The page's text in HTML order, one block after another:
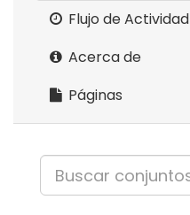
Flujo de Actividad
Acerca de
Páginas